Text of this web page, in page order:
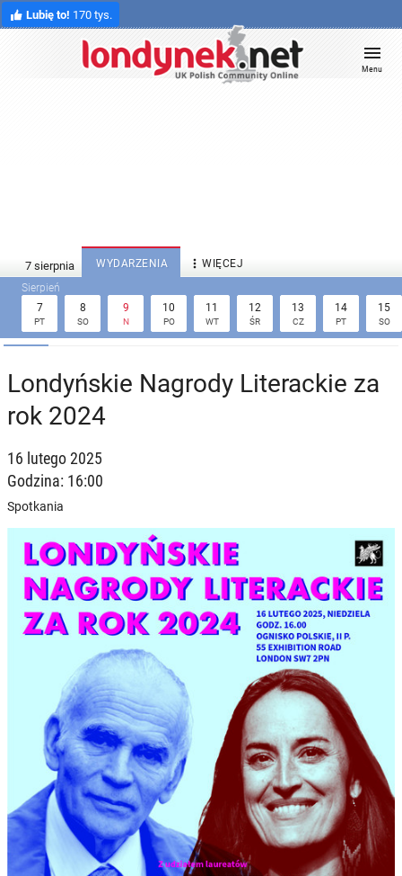
Lubię to! 170 tys.
Menu
WYDARZENIA  WIĘCEJ
7
PT
8
SO
9
N
10
PO
11
WT
12
ŚR
13
CZ
14
PT
15
SO
Londyńskie Nagrody Literackie za
rok 2024
16 lutego 2025
Godzina: 16:00
Spotkania